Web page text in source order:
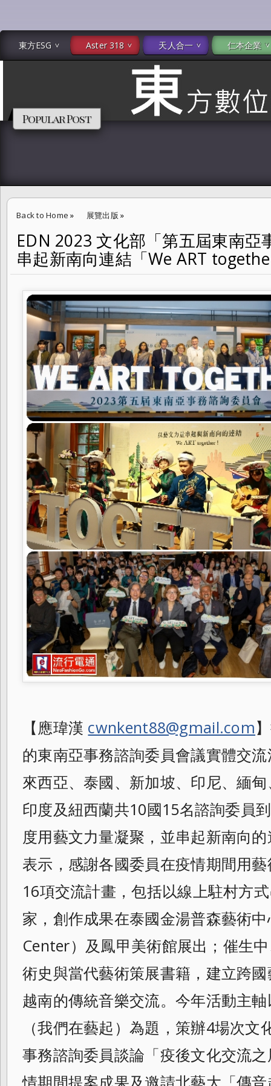
東方ESG Aster 318 天人合一 仁本企業
Popular Post
Back to Home » 展覽出版 »
EDN 2023 文化部「第五屆東南亞事務諮詢委員會」以藝文串起新南
藝術檔案
EDN 2023 文化部「第五屆東南亞
串起新南向連結「We ART
【應瑋漢 cwnkent88@gmail.com
的東南亞事務諮詢委員會議實體交
來西亞、泰國、新加坡、印尼、緬
印度及紐西蘭共10國15名諮詢委員
度用藝文力量凝聚，並串起新南向
表示， 感謝各國委員在疫情期間用
16項交流計畫，包括以線上駐村方
家， 創作成果在泰國金湯普森藝術
Center）及鳳甲美術館展出；催生
術史與當代藝術策展書籍， 建立跨
越南的傳統音樂交流。 今年活動主
（我們在藝起）為題，策辦4場次文
事務諮詢委員談論「疫後文化交流
情期間提案成果及邀請北藝大「傳